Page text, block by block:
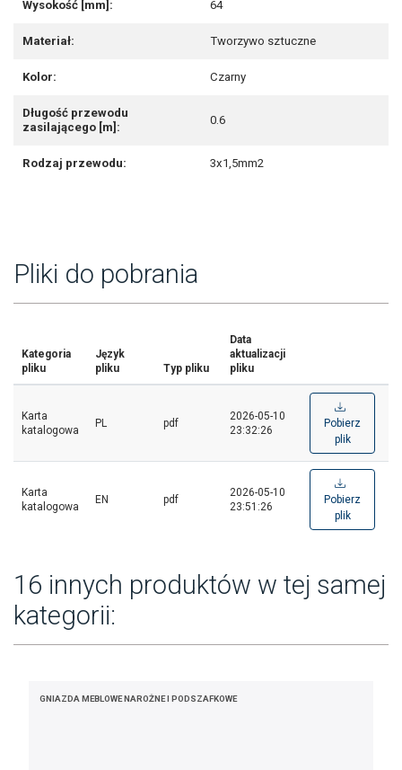
Wysokość [mm]: 64
Materiał: Tworzywo sztuczne
Kolor: Czarny
Długość przewodu
zasilającego [m]:
0.6
Rodzaj przewodu: 3x1,5mm2
Pliki do pobrania
Kategoria
pliku
Język
pliku
Typ pliku
Data
aktualizacji
pliku
Karta
katalogowa
PL pdf
2026-05-10
23:32:26
Pobierz
plik
Karta
katalogowa
EN pdf
2026-05-10
23:51:26
Pobierz
plik
16 innych produktów w tej samej
kategorii:
GNIAZDA MEBLOWE NAROŻNE I PODSZAFKOWE